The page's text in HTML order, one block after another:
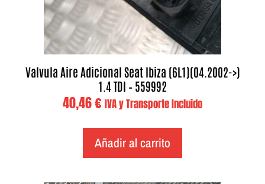
Valvula Aire Adicional Seat Ibiza (6L1)(04.2002->)
1.4 TDI – 559992
40,46€ IVA y Transporte Incluido
Añadir al carrito